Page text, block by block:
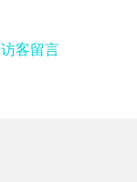
访客留言